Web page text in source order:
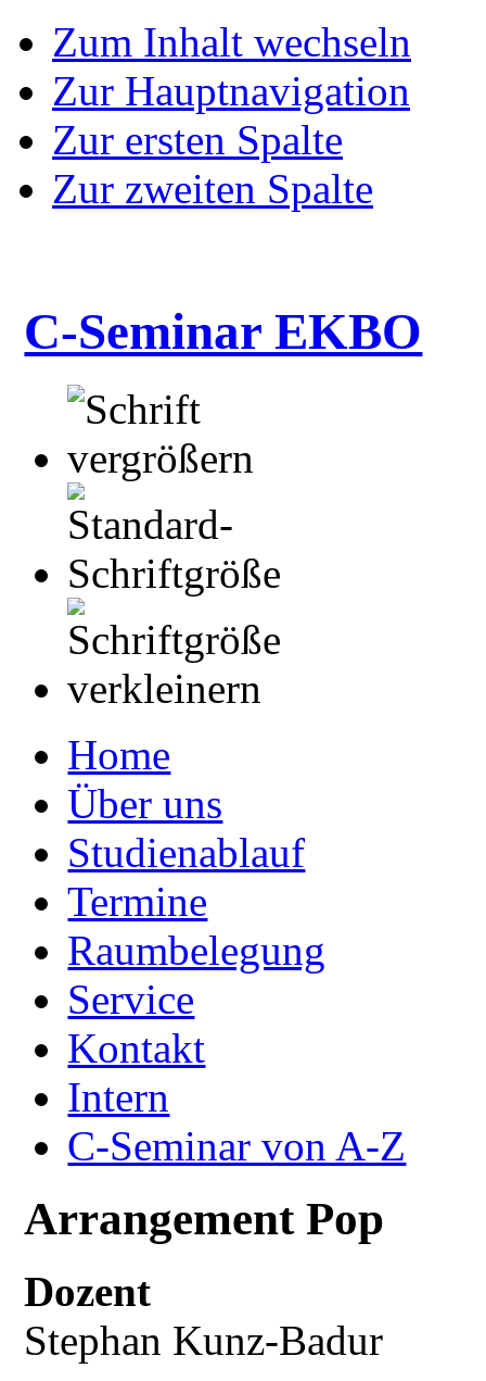
Zum Inhalt wechseln
Zur Hauptnavigation
Zur ersten Spalte
Zur zweiten Spalte
C-Seminar EKBO
Home
Über uns
Studienablauf
Termine
Raumbelegung
Service
Kontakt
Intern
C-Seminar von A-Z
Arrangement Pop
Dozent
Stephan Kunz-Badur